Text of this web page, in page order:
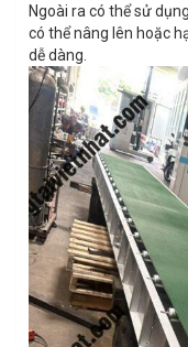
Ngoài ra có thể sử
có thể nâng lên hoặc
dễ dàng.